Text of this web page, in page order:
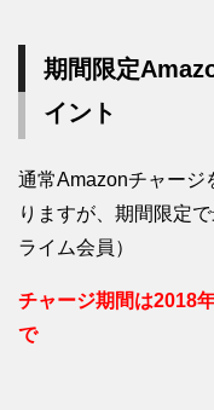
期間限定
イント
通常Amazonチャージ
りますが、期間限定
ライム会員）
チャージ期間は2018
で